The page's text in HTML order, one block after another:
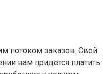
потоком заказов. Свой
вам придется платить